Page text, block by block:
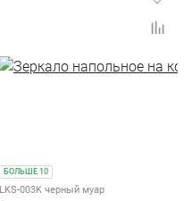
БОЛЬШЕ 10
LKS-003K черный муар